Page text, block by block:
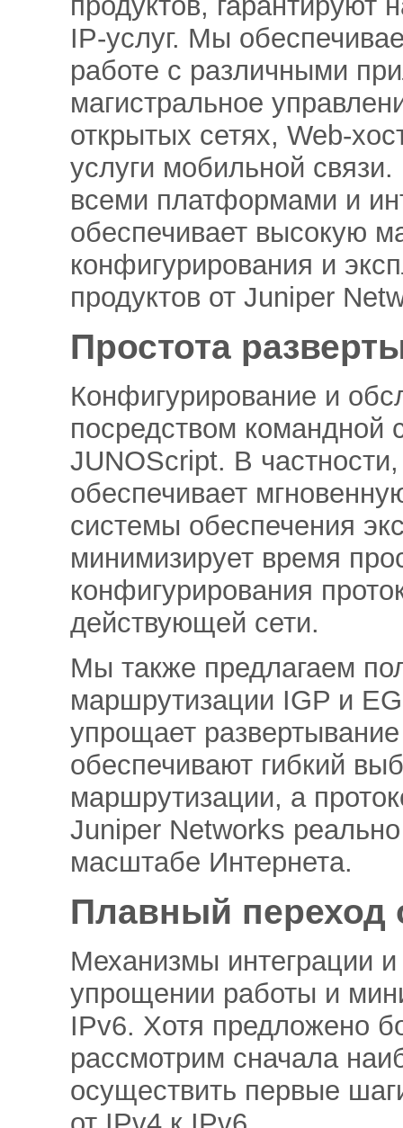
IP-услуг. Мы
работе с различными
магистральное
открытых сетях, Web-
услуги мобильной
всеми платформами и
обеспечивает высокую
конфигурирования и
продуктов от Juniper
Простота
Конфигурирование и
посредством командной
JUNOScript. В
обеспечивает
системы обеспечения
минимизирует время
конфигурирования
действующей сети.
Мы также предлагаем
маршрутизации IGP и
упрощает
обеспечивают гибкий
маршрутизации, а
Juniper Networks
масштабе Интернета.
Плавный переход
Механизмы интеграции
упрощении работы и
IPv6. Хотя предложено
рассмотрим сначала
осуществить первые